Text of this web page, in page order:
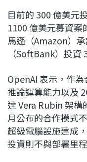
目前的 300 億美元
1100 億美元募資
馬遜（Amazon）
（SoftBank）投資
OpenAI 表示，作
推論運算能力以及
達 Vera Rubin 架構
月公布的合作模式
超級電腦設施建成
投資則不與部署里